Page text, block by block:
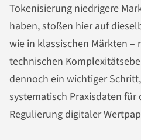
Tokenisierung niedrigere
haben, stoßen hier auf
wie in klassischen Märkten
technischen
dennoch ein wichtiger
systematisch Praxisdaten für
Regulierung digitaler